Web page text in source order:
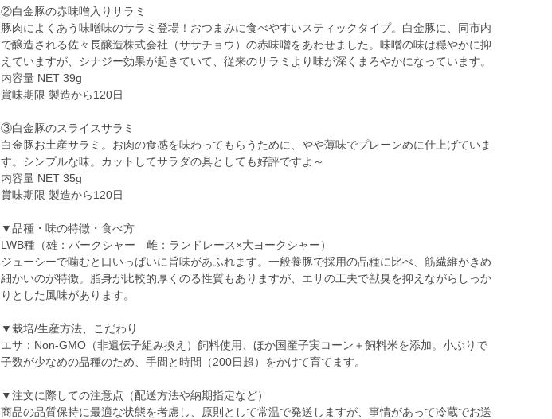
②白金豚の赤味噌入りサラミ
豚肉によくあう味噌味のサラミ登場！おつまみに食べやすいスティックタイプ。白金豚に、同市内
で醸造される佐々長醸造株式会社（ササチョウ）の赤味噌をあわせました。味噌の味は穏やかに抑
えていますが、シナジー効果が起きていて、従来のサラミより味が深くまろやかになっています。
内容量 NET 39g
賞味期限 製造から120日
③白金豚のスライスサラミ
白金豚お土産サラミ。お肉の食感を味わってもらうために、やや薄味でプレーンめに仕上げていま
す。シンプルな味。カットしてサラダの具としても好評ですよ～
内容量 NET 35g
賞味期限 製造から120日
▼品種・味の特徴・食べ方
LWB種（雄：バークシャー 雌：ランドレース×大ヨークシャー）
ジューシーで噛むと口いっぱいに旨味があふれます。一般養豚で採用の品種に比べ、筋繊維がきめ
細かいのが特徴。脂身が比較的厚くのる性質もありますが、エサの工夫で獣臭を抑えながらしっか
りとした風味があります。
▼栽培/生産方法、こだわり
エサ：Non-GMO（非遺伝子組み換え）飼料使用、ほか国産子実コーン＋飼料米を添加。小ぶりで
子数が少なめの品種のため、手間と時間（200日超）をかけて育てます。
▼注文に際しての注意点（配送方法や納期指定など）
商品の品質保持に最適な状態を考慮し、原則として常温で発送しますが、事情があって冷蔵でお送